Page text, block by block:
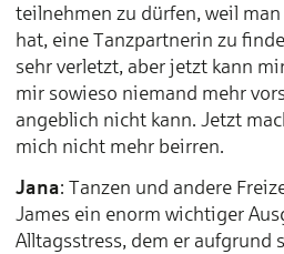
teilnehmen zu dürfen, weil
hat, eine Tanzpartnerin zu
sehr verletzt, aber jetzt kann
mir sowieso niemand mehr
angeblich nicht kann. Jetzt
mich nicht mehr beirren.
Jana: Tanzen und andere
James ein enorm wichtiger
Alltagsstress, dem er aufgrund